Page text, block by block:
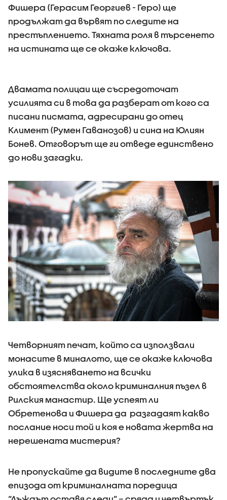
Фишера (Герасим Георгиев - Геро) ще
продължат да вървят по следите на
престъплението. Тяхната роля в търсенето
на истината ще се окаже ключова.
Двамата полицаи ще съсредоточат
усилията си в това да разберат от кого са
писани писмата, адресирани до отец
Климент (Румен Гаванозов) и сина на Юлиян
Бонев. Отговорът ще ги отведе единствено
до нови загадки.
Четворният печат, който са използвали
монасите в миналото, ще се окаже ключова
улика в изясняването на всички
обстоятелства около криминалния пъзел в
Рилския манастир. Ще успеят ли
Обретенова и Фишера да разгадаят какво
послание носи той и коя е новата жертва на
нерешената мистерия?
Не пропускайте да видите в последните два
епизода от криминалната поредица